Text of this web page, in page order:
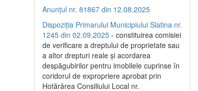
Anunțul nr. 81867 din 12.08.2025
Dispoziția Primarului Municipiului Slatina nr.
1245 din 02.09.2025 - constituirea comisiei
de verificare a dreptului de proprietate sau
a altor drepturi reale și acordarea
despăgubirilor pentru imobilele cuprinse în
coridorul de expropriere aprobat prin
Hotărârea Consiliului Local nr.